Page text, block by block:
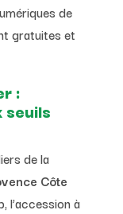
de
gratuites et
:
seuils
de la
Côte
l’accession à